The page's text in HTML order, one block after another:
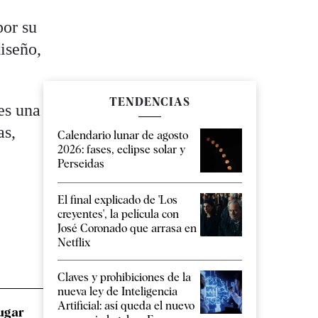
su
una
TENDENCIAS
Calendario lunar de agosto
2026: fases, eclipse solar y
Perseidas
El final explicado de 'Los
creyentes', la película con
José Coronado que arrasa en
Netflix
Claves y prohibiciones de la
nueva ley de Inteligencia
Artificial: así queda el nuevo